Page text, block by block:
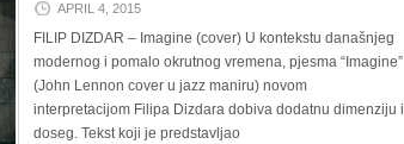
APRIL 4, 2015
FILIP DIZDAR – Imagine (cover) U kontekstu današnjeg
modernog i pomalo okrutnog vremena, pjesma “Imagine”
(John Lennon cover u jazz maniru) novom
interpretacijom Filipa Dizdara dobiva dodatnu dimenziju i
doseg. Tekst koji je predstavljao